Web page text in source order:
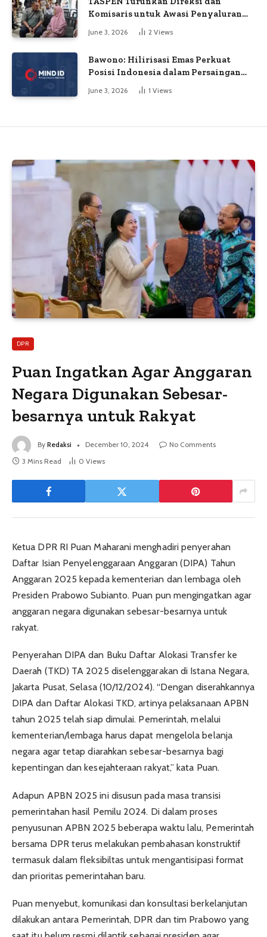
Komisaris untuk Awasi Penyaluran
June 3, 2026 2 Views
Bawono: Hilirisasi Emas Perkuat
Posisi Indonesia dalam Persaingan
Industri Global
June 3, 2026 1 Views
DPR
Puan Ingatkan Agar Anggaran
Negara Digunakan Sebesar-
besarnya untuk Rakyat
By Redaksi December 10, 2024
No Comments
3 Mins Read
0 Views
Ketua DPR RI Puan Maharani menghadiri penyerahan
Daftar Isian Penyelenggaraan Anggaran (DIPA) Tahun
Anggaran 2025 kepada kementerian dan lembaga oleh
Presiden Prabowo Subianto. Puan pun mengingatkan agar
anggaran negara digunakan sebesar-besarnya untuk
rakyat.
Penyerahan DIPA dan Buku Daftar Alokasi Transfer ke
Daerah (TKD) TA 2025 diselenggarakan di Istana Negara,
Jakarta Pusat, Selasa (10/12/2024). “Dengan diserahkannya
DIPA dan Daftar Alokasi TKD, artinya pelaksanaan APBN
tahun 2025 telah siap dimulai. Pemerintah, melalui
kementerian/lembaga harus dapat mengelola belanja
negara agar tetap diarahkan sebesar-besarnya bagi
kepentingan dan kesejahteraan rakyat,” kata Puan.
Adapun APBN 2025 ini disusun pada masa transisi
pemerintahan hasil Pemilu 2024. Di dalam proses
penyusunan APBN 2025 beberapa waktu lalu, Pemerintah
bersama DPR terus melakukan pembahasan konstruktif
termasuk dalam fleksibiltas untuk mengantisipasi format
dan prioritas pemerintahan baru.
Puan menyebut, komunikasi dan konsultasi berkelanjutan
dilakukan antara Pemerintah, DPR dan tim Prabowo yang